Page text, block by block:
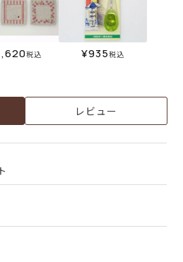
税込 ¥935税込
レビュー